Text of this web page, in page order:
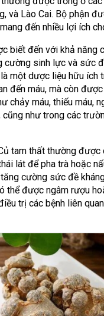
và Lào Cai. Bộ phận
đến nhiều lợi ích
biết đến với khả năng
cường sinh lực và sức
một dược liệu hữu ích
đến máu, mà còn
chảy máu, thiếu máu,
như trong các
tam thất thường được
lát để pha trà hoặc
cường sức đề
thể được ngâm rượu
trị các bệnh liên